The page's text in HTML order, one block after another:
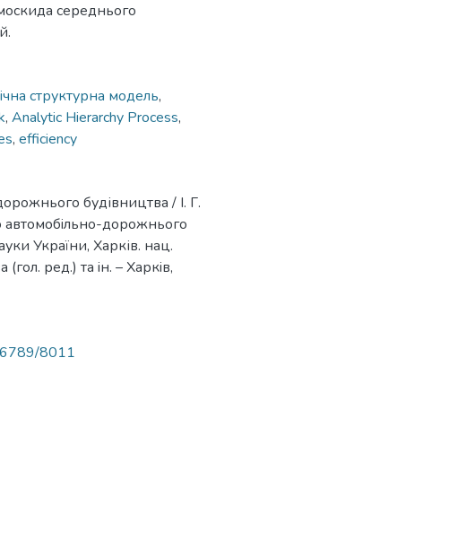
середнього
структурна модель,
, Analytic Hierarchy Process,
, efficiency
будівництва / І. Г.
автомобiльно-дорожнього
України, Харків. нац.
ред.) та iн. – Харкiв,
8011